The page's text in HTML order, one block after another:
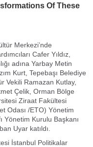
Merkezi’nde
Cafer Yıldız,
adına Yarbay Metin
Kurt, Tepebaşı Belediye
Vekili Ramazan Kutlay,
Çelik, Orman Bölge
Ziraat Fakültesi
Odası /ETO) Yönetim
Yönetim Kurulu Başkanı
Uyar katıldı.
İstanbul Politikalar